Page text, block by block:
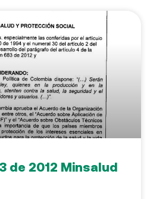
de 2012 Minsalud